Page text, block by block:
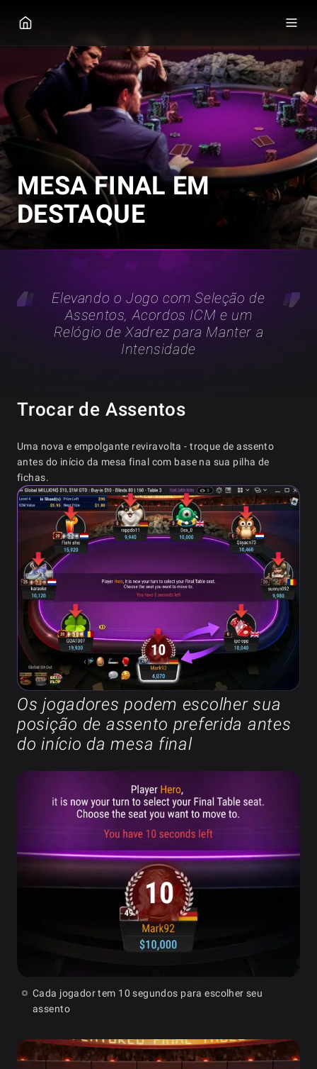
MESA FINAL EM
DESTAQUE
Elevando o Jogo com Seleção de
Assentos, Acordos ICM e um
Relógio de Xadrez para Manter a
Intensidade
Trocar de Assentos
Uma nova e empolgante reviravolta - troque de assento
antes do início da mesa final com base na sua pilha de
fichas.
Os jogadores podem escolher sua
posição de assento preferida antes
do início da mesa final
Cada jogador tem 10 segundos para escolher seu
assento